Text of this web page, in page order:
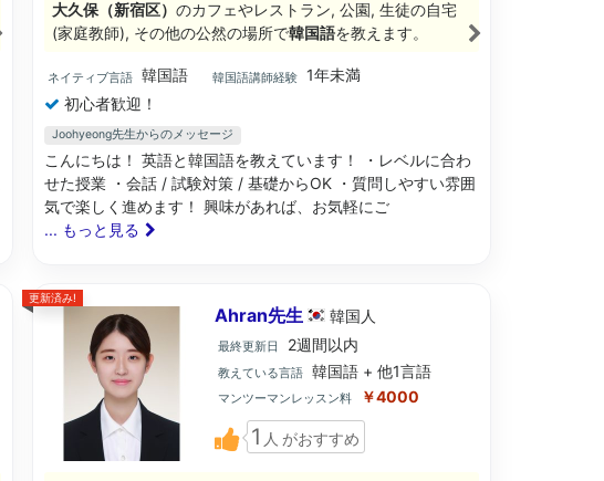
大久保（新宿区） のカフェやレストラン, 公園, 生徒の自宅
(家庭教師), その他の公然の場所で韓国語を教えます。
ネイティブ言語 韓国語 韓国語講師経験
1年未満
初心者歓迎！
Joohyeong先生からのメッセージ
こんにちは！ 英語と韓国語を教えています！ ・レベルに合わ
せた授業 ・会話 / 試験対策 / 基礎からOK ・質問しやすい雰囲
気で楽しく進めます！ 興味があれば、お気軽にご
... もっと見る
更新済み!
Ahran先生 韓国 人
最終更新日 2週間以内
教えている言語 韓国語 + 他1言語
マンツーマンレッスン料 ￥4000
1 人 がおすすめ